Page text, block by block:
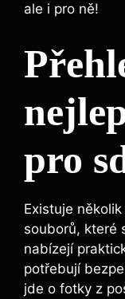
ale i pro ně!
pro
Existuje
souborů, které
nabízejí
potřebují
jde o fotky z